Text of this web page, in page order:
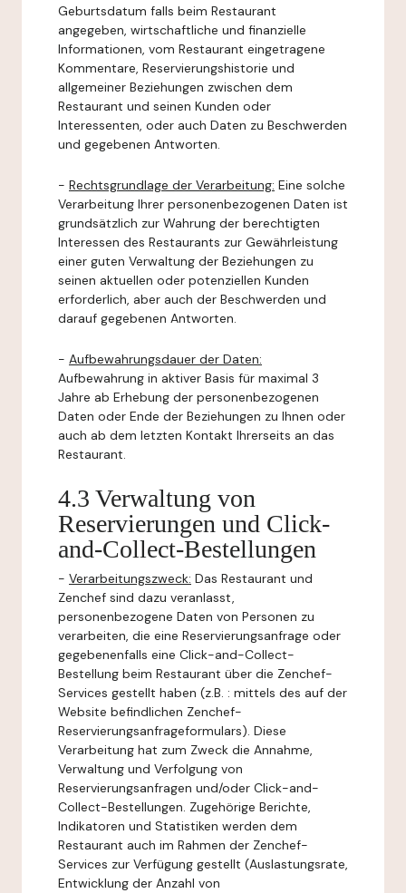
Geburtsdatum falls beim Restaurant
angegeben, wirtschaftliche und finanzielle
Informationen, vom Restaurant eingetragene
Kommentare, Reservierungshistorie und
allgemeiner Beziehungen zwischen dem
Restaurant und seinen Kunden oder
Interessenten, oder auch Daten zu Beschwerden
und gegebenen Antworten.
- Rechtsgrundlage der Verarbeitung: Eine solche
Verarbeitung Ihrer personenbezogenen Daten ist
grundsätzlich zur Wahrung der berechtigten
Interessen des Restaurants zur Gewährleistung
einer guten Verwaltung der Beziehungen zu
seinen aktuellen oder potenziellen Kunden
erforderlich, aber auch der Beschwerden und
darauf gegebenen Antworten.
- Aufbewahrungsdauer der Daten:
Aufbewahrung in aktiver Basis für maximal 3
Jahre ab Erhebung der personenbezogenen
Daten oder Ende der Beziehungen zu Ihnen oder
auch ab dem letzten Kontakt Ihrerseits an das
Restaurant.
4.3 Verwaltung von
Reservierungen und Click-
and-Collect-Bestellungen
- Verarbeitungszweck: Das Restaurant und
Zenchef sind dazu veranlasst,
personenbezogene Daten von Personen zu
verarbeiten, die eine Reservierungsanfrage oder
gegebenenfalls eine Click-and-Collect-
Bestellung beim Restaurant über die Zenchef-
Services gestellt haben (z.B. : mittels des auf der
Website befindlichen Zenchef-
Reservierungsanfrageformulars). Diese
Verarbeitung hat zum Zweck die Annahme,
Verwaltung und Verfolgung von
Reservierungsanfragen und/oder Click-and-
Collect-Bestellungen. Zugehörige Berichte,
Indikatoren und Statistiken werden dem
Restaurant auch im Rahmen der Zenchef-
Services zur Verfügung gestellt (Auslastungsrate,
Entwicklung der Anzahl von